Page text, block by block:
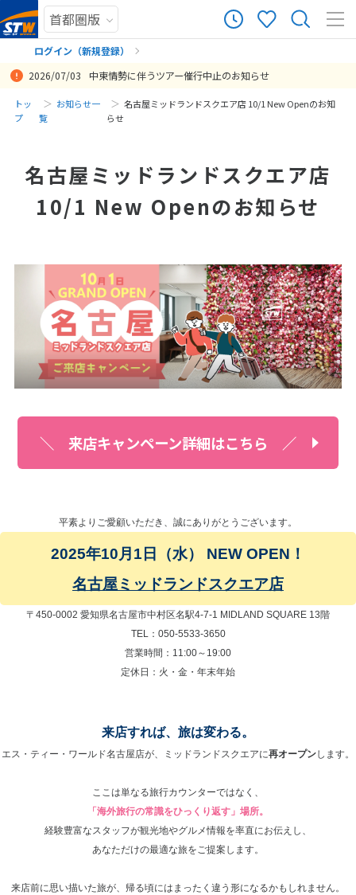
ログイン（新規登録）
まだ履歴がありません
2026/07/03 中東情勢に伴うツアー催行中止のお知らせ
トッ
プ
お知らせ一
覧
名古屋ミッドランドスクエア店 10/1 New Openのお知
らせ
名古屋ミッドランドスクエア店
10/1 New Openのお知らせ
＼ 来店キャンペーン詳細はこちら ／
平素よりご愛顧いただき、誠にありがとうございます。
2025年10月1日（水） NEW OPEN！
名古屋ミッドランドスクエア店
〒450-0002 愛知県名古屋市中村区名駅4-7-1 MIDLAND SQUARE 13階
TEL：050-5533-3650
営業時間：11:00～19:00
定休日：火・金・年末年始
来店すれば、旅は変わる。
エス・ティー・ワールド名古屋店が、ミッドランドスクエアに再オープンします。
ここは単なる旅行カウンターではなく、
「海外旅行の常識をひっくり返す」場所。
経験豊富なスタッフが観光地やグルメ情報を率直にお伝えし、
あなただけの最適な旅をご提案します。
来店前に思い描いた旅が、帰る頃にはまったく違う形になるかもしれません。